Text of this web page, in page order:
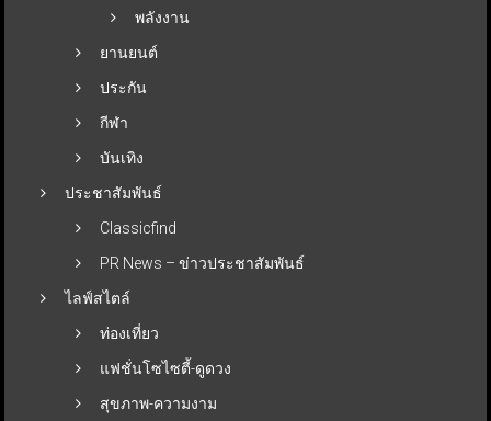
พลังงาน
ยานยนต์
ประกัน
กีฬา
บันเทิง
ประชาสัมพันธ์
Classicfind
PR News – ข่าวประชาสัมพันธ์
ไลฟ์สไตล์
ท่องเที่ยว
แฟชั่นโซไซตี้-ดูดวง
สุขภาพ-ความงาม